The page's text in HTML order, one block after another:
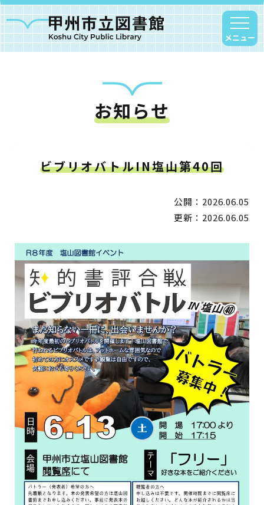
メニュー
お知らせ
ビブリオバトルIN塩山第40回
公開：2026.06.05
更新：2026.06.05
甲州市図書館について
塩山図書館
読書アニマシオン
お知らせ
イベント
図書館地図PDF
よくあるご質問
マンガ「雨宮敬二郎」
スポンサー企業
リンク集
利用案内
申請書ダウンロード